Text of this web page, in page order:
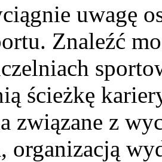
uwagę
Znaleźć
ścieżkę
związane z
organizacją